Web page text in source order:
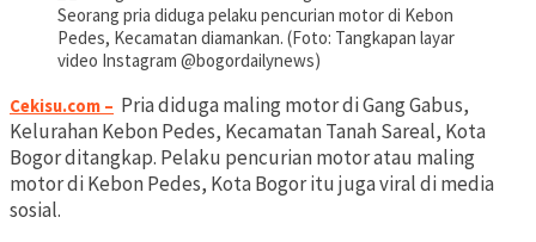
Seorang pria diduga pelaku pencurian motor di Kebon
Pedes, Kecamatan diamankan. (Foto: Tangkapan layar
video Instagram @bogordailynews)
Cekisu.com – Pria diduga maling motor di Gang Gabus,
Kelurahan Kebon Pedes, Kecamatan Tanah Sareal, Kota
Bogor ditangkap. Pelaku pencurian motor atau maling
motor di Kebon Pedes, Kota Bogor itu juga viral di media
sosial.